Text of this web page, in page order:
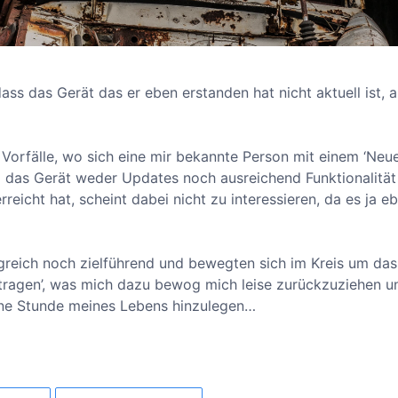
das Gerät das er eben erstanden hat nicht aktuell ist,
wo sich eine mir bekannte Person mit einem
Gerät weder Updates noch ausreichend
hat, scheint dabei nicht zu interessieren, da es ja
noch zielführend und bewegten sich im Kreis um das
was mich dazu bewog mich leise zurückzuziehen
Stunde meines Lebens hinzulegen…